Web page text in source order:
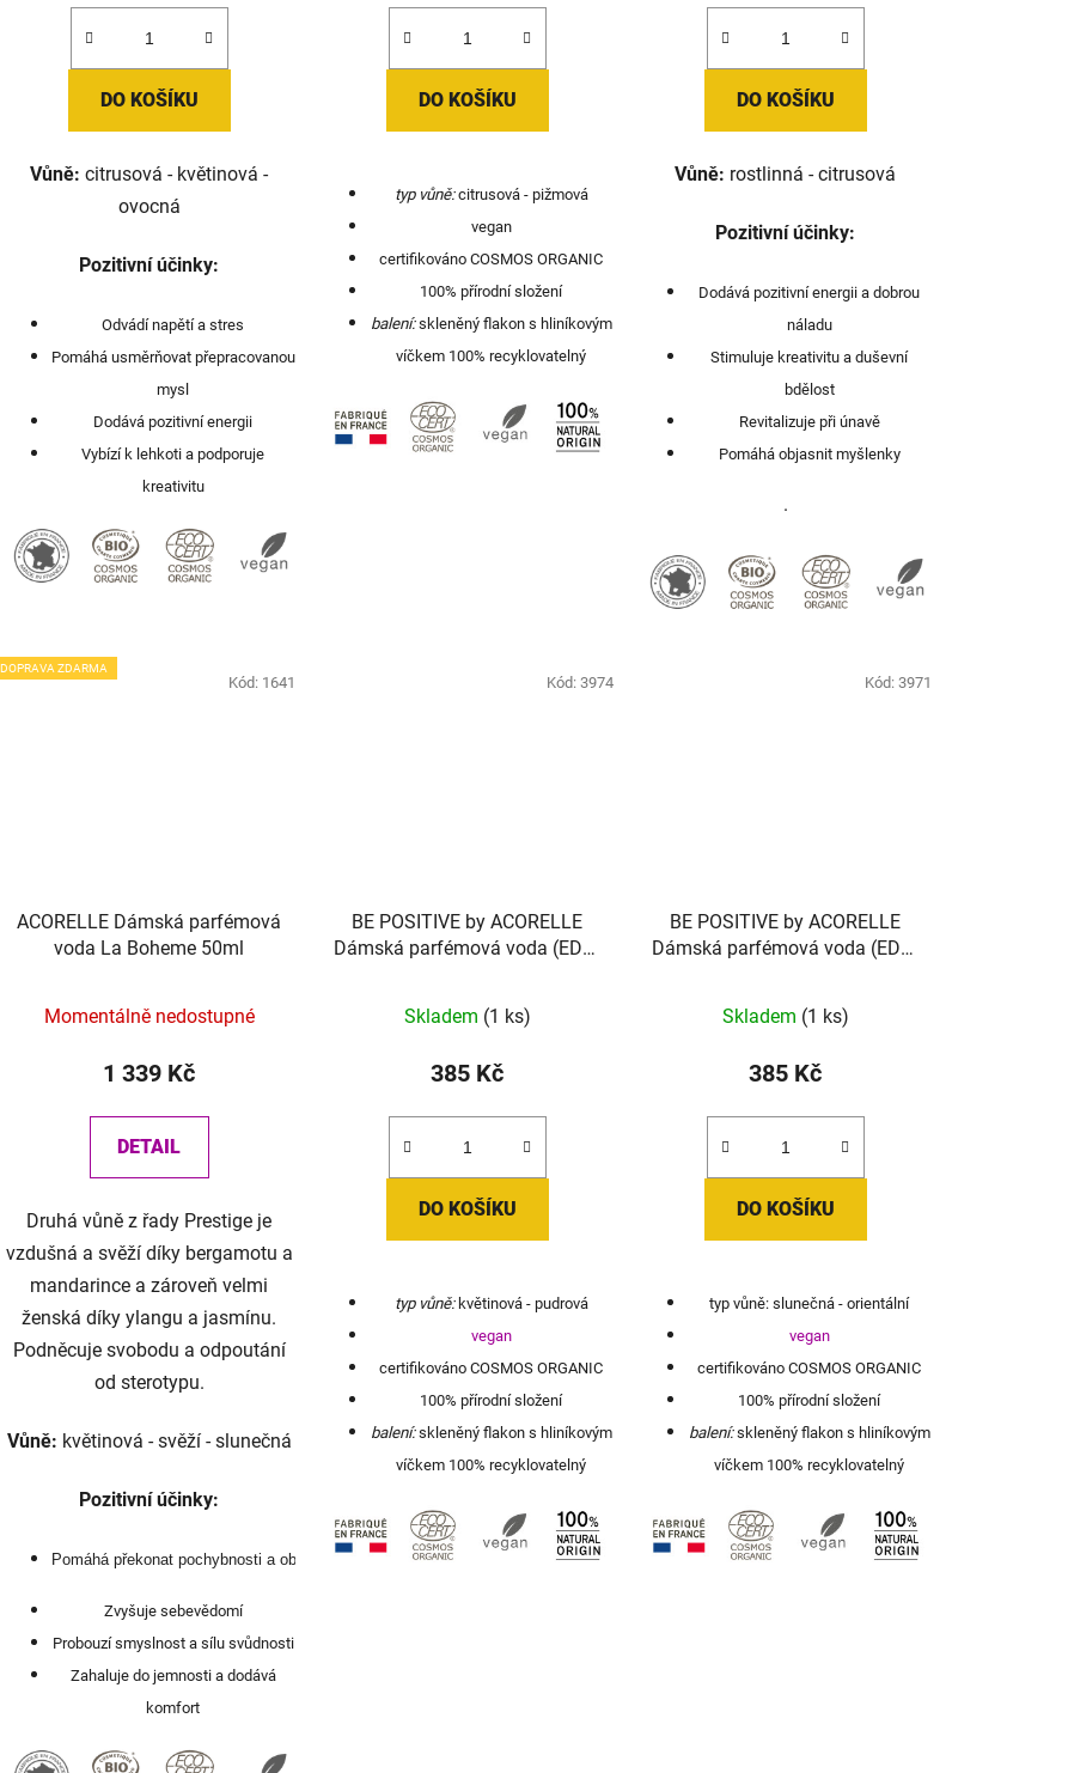
DO KOŠÍKU
Vůně:citrusová - květinová -
ovocná
Pozitivní účinky:
Odvádí napětí a stres
Pomáhá usměrňovat přepracovanou
mysl
Dodává pozitivní energii
Vybízí k lehkoti a podporuje
kreativitu
DO KOŠÍKU
typ vůně:citrusová - pižmová
vegan
certifikováno COSMOS ORGANIC
100% přírodní složení
balení:skleněný flakon s hliníkovým
víčkem 100% recyklovatelný
DO KOŠÍKU
Vůně: rostlinná - citrusová
Pozitivní účinky:
Dodává pozitivní energii a dobrou
náladu
Stimuluje kreativitu a duševní
bdělost
Revitalizuje při únavě
Pomáhá objasnit myšlenky
.
DOPRAVA ZDARMA
ACORELLE Dámská parfémová
voda La Boheme 50ml
hodnocení
produktu
5,0
z
hvězdiček.
Momentálně nedostupné
1 339 Kč
DETAIL
Druhá vůně z řady Prestige je
vzdušná a svěží díky bergamotu a
mandarince a zároveň velmi
ženská díky ylangu a jasmínu.
Podněcuje svobodu a odpoutání
od sterotypu.
Vůně: květinová - svěží - slunečná
Pozitivní účinky:
Pomáhá překonat pochybnosti a obavy
Zvyšuje sebevědomí
Probouzí smyslnost a sílu svůdnosti
Zahaluje do jemnosti a dodává
komfort
Kód: 1641
BE POSITIVE by ACORELLE
Dámská parfémová voda (EDP)
Skladem (1 ks)
385 Kč
DO KOŠÍKU
typ vůně:květinová - pudrová
vegan
certifikováno COSMOS ORGANIC
100% přírodní složení
balení:skleněný flakon s hliníkovým
víčkem 100% recyklovatelný
Kód: 3974
BE POSITIVE by ACORELLE
Dámská parfémová voda (EDP)
Skladem (1 ks)
385 Kč
DO KOŠÍKU
typ vůně: slunečná - orientální
vegan
certifikováno COSMOS ORGANIC
100% přírodní složení
balení:skleněný flakon s hliníkovým
víčkem 100% recyklovatelný
Kód: 3971